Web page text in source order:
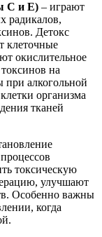
С и Е) – играют
радикалов,
Детокс
клеточные
окислительное
на
алкогольной
организма
тканей
токсическую
улучшают
Особенно важны
когда